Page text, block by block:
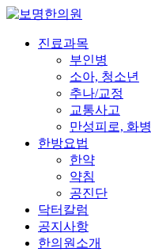
진료과목
부인병
소아, 청소년
추나/교정
교통사고
만성피로, 화병
한방요법
한약
약침
공진단
닥터칼럼
공지사항
한의원소개